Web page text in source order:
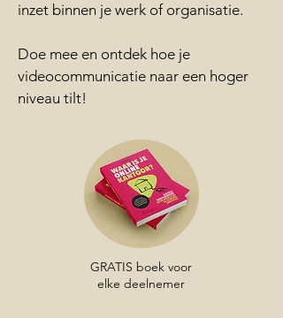
inzet binnen je werk of organisatie.
Doe mee en ontdek hoe je
videocommunicatie naar een hoger
niveau tilt!
GRATIS boek voor
elke deelnemer